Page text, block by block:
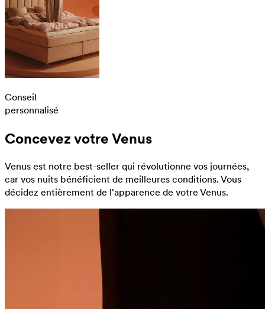
Conseil
personnalisé
Concevez votre Venus
Venus est notre best-seller qui révolutionne vos journées,
car vos nuits bénéficient de meilleures conditions. Vous
décidez entièrement de l'apparence de votre Venus.